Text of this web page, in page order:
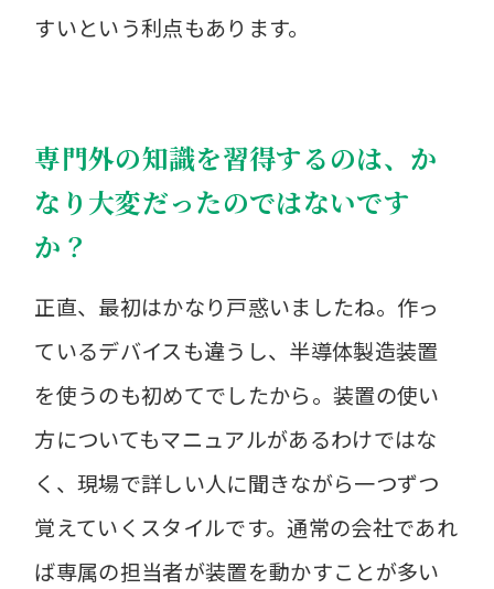
すいという利点もあります。
専門外の知識を習得するのは、か
なり大変だったのではないです
か？
正直、最初はかなり戸惑いましたね。作っ
ているデバイスも違うし、半導体製造装置
を使うのも初めてでしたから。装置の使い
方についてもマニュアルがあるわけではな
く、現場で詳しい人に聞きながら一つずつ
覚えていくスタイルです。通常の会社であれ
ば専属の担当者が装置を動かすことが多い